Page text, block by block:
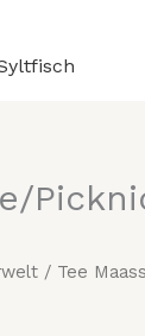
/ Tee